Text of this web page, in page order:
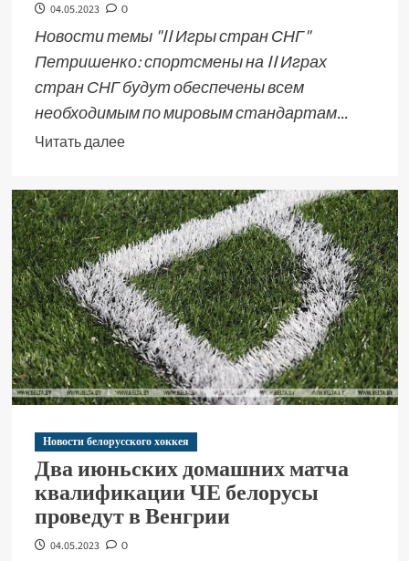
04.05.2023 0
Новости темы "II Игры стран СНГ"
Петришенко: спортсмены на II Играх
стран СНГ будут обеспечены всем
необходимым по мировым стандартам...
Читать далее
Новости белорусского хоккея
Два июньских домашних матча
квалификации ЧЕ белорусы
проведут в Венгрии
04.05.2023 0